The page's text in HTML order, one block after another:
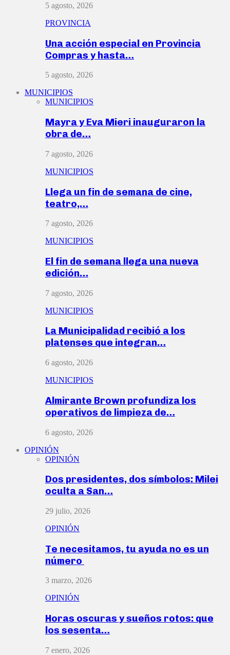
5 agosto, 2026
PROVINCIA
Una acción especial en Provincia
Compras y hasta…
5 agosto, 2026
MUNICIPIOS
MUNICIPIOS
Mayra y Eva Mieri inauguraron la
obra de…
7 agosto, 2026
MUNICIPIOS
Llega un fin de semana de cine,
teatro,…
7 agosto, 2026
MUNICIPIOS
El fin de semana llega una nueva
edición…
7 agosto, 2026
MUNICIPIOS
La Municipalidad recibió a los
platenses que integran…
6 agosto, 2026
MUNICIPIOS
Almirante Brown profundiza los
operativos de limpieza de…
6 agosto, 2026
OPINIÓN
OPINIÓN
Dos presidentes, dos símbolos: Milei
oculta a San…
29 julio, 2026
OPINIÓN
Te necesitamos, tu ayuda no es un
número
3 marzo, 2026
OPINIÓN
Horas oscuras y sueños rotos: que
los sesenta…
7 enero, 2026